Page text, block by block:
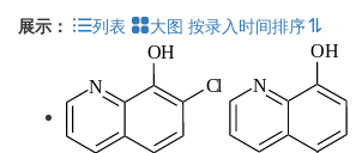
展示：
列表 大图 按录入时间排序